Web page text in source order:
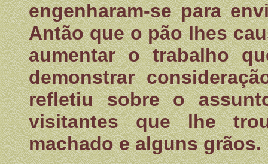
engenharam-se para
Antão que o pão lhes
aumentar o trabalho
demonstrar
refletiu sobre o
visitantes que lhe
machado e alguns grãos.